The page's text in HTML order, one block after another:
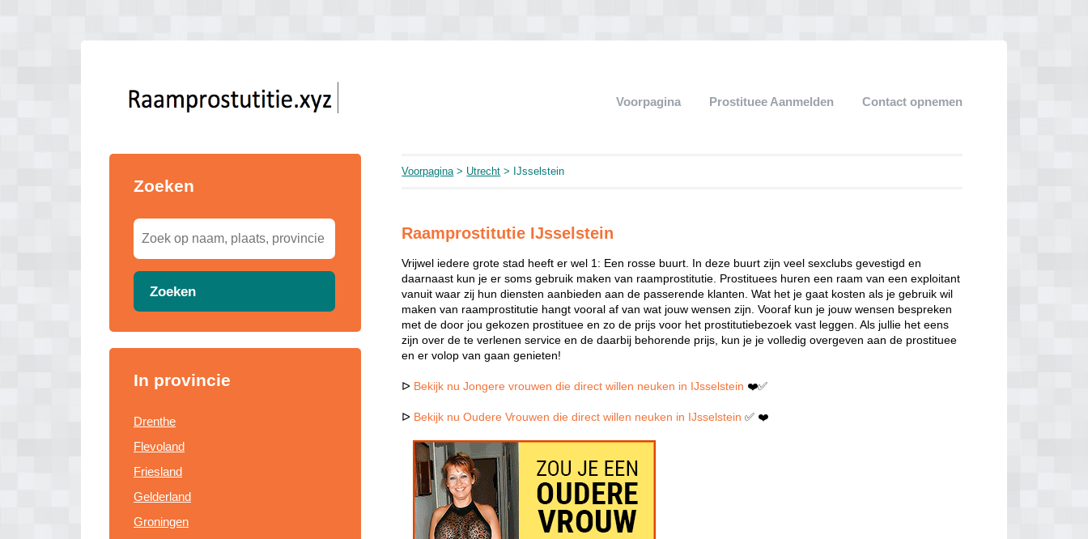
Voorpagina Prostituee Aanmelden Contact opnemen
Zoeken
Zoeken
In provincie
Drenthe
Flevoland
Friesland
Gelderland
Groningen
Voorpagina> Utrecht > IJsselstein
Raamprostitutie IJsselstein
Vrijwel iedere grote stad heeft er wel 1: Een rosse buurt. In deze buurt zijn veel sexclubs gevestigd en
daarnaast kun je er soms gebruik maken van raamprostitutie. Prostituees huren een raam van een exploitant
vanuit waar zij hun diensten aanbieden aan de passerende klanten. Wat het je gaat kosten als je gebruik wil
maken van raamprostitutie hangt vooral af van wat jouw wensen zijn. Vooraf kun je jouw wensen bespreken
met de door jou gekozen prostituee en zo de prijs voor het prostitutiebezoek vast leggen. Als jullie het eens
zijn over de te verlenen service en de daarbij behorende prijs, kun je je volledig overgeven aan de prostituee
en er volop van gaan genieten!
ᐅ Bekijk nu Jongere vrouwen die direct willen neuken in IJsselstein ❤️✅
ᐅ Bekijk nu Oudere Vrouwen die direct willen neuken in IJsselstein ✅ ❤️